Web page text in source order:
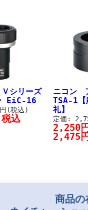
シリーズ
EiC-16
(税込)
込
ニコン
TSA-1【
礼】
定価:
2,250
2,475
商品の